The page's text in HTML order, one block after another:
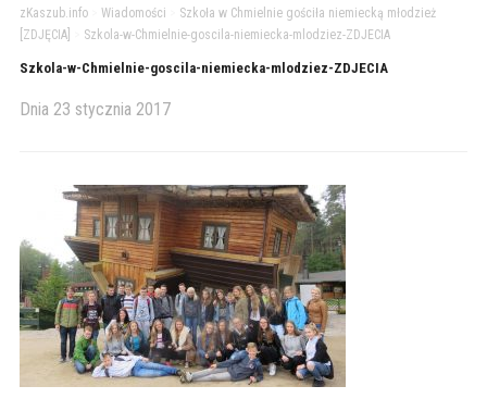
zKaszub.info> Wiadomości
Szkoła w Chmielnie gościła niemiecką młodzież
[ZDJĘCIA]
Szkola-w-Chmielnie-goscila-niemiecka-mlodziez-ZDJECIA
Szkola-w-Chmielnie-goscila-niemiecka-mlodziez-ZDJECIA
Dnia 23 stycznia 2017